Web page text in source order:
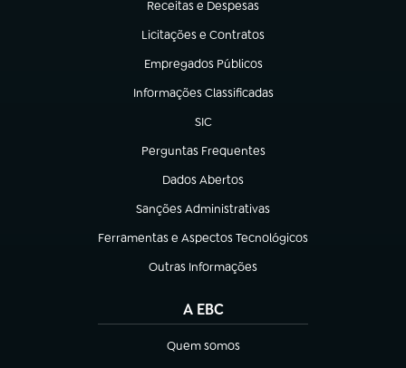
Receitas e Despesas
(abre em nova aba)
Licitações e Contratos
(abre em nova aba)
Empregados Públicos
(abre em nova aba)
Informações Classificadas
(abre em nova aba)
SIC
(abre em nova aba)
Perguntas Frequentes
(abre em nova aba)
Dados Abertos
(abre em nova aba)
Sanções Administrativas
(abre em nova aba)
Ferramentas e Aspectos Tecnológicos
(abre em nova aba)
Outras Informações
(abre em nova aba)
A EBC
Quem somos
(abre em nova aba)